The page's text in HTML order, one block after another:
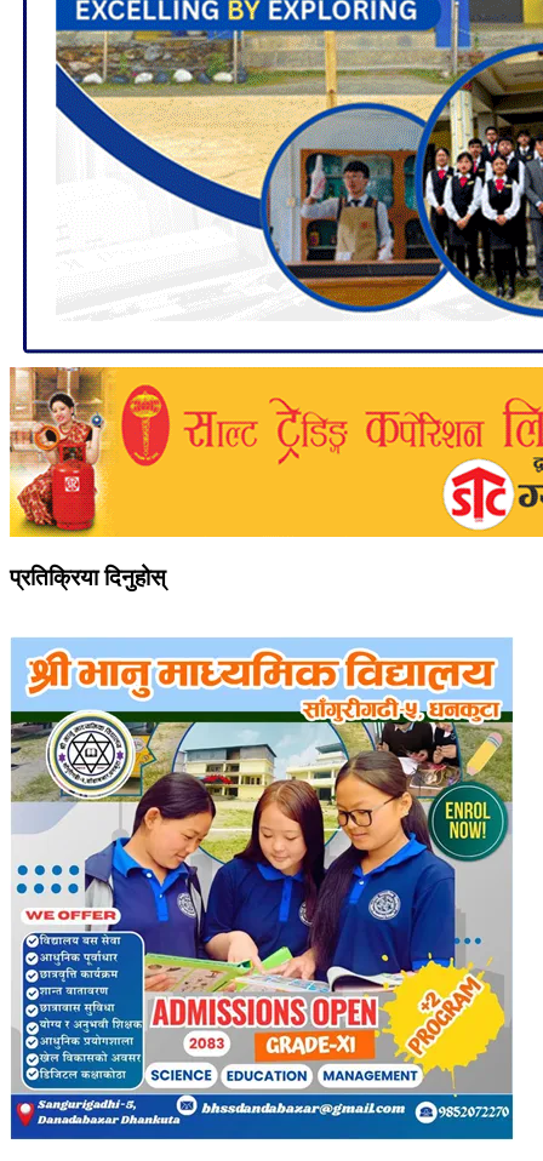
प्रतिक्रिया दिनुहोस्